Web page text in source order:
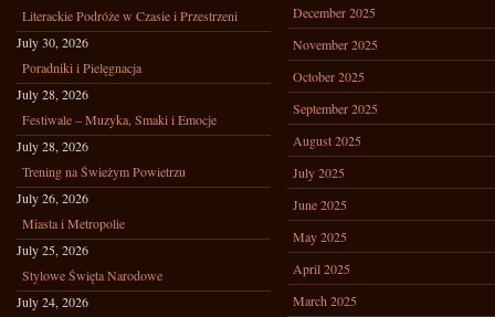
Literackie Podróże w Czasie i Przestrzeni
July 30, 2026
Poradniki i Pielęgnacja
July 28, 2026
Festiwale – Muzyka, Smaki i Emocje
July 28, 2026
Trening na Świeżym Powietrzu
July 26, 2026
Miasta i Metropolie
July 25, 2026
Stylowe Święta Narodowe
July 24, 2026
December 2025
November 2025
October 2025
September 2025
August 2025
July 2025
June 2025
May 2025
April 2025
March 2025